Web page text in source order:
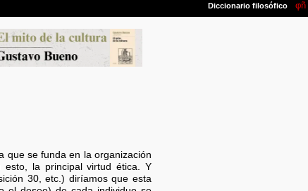
que se funda en la organización
la principal virtud ética. Y
30, etc.) diríamos que esta